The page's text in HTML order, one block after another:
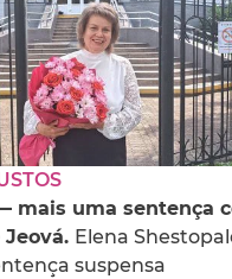
mais uma sentença
Elena
suspensa